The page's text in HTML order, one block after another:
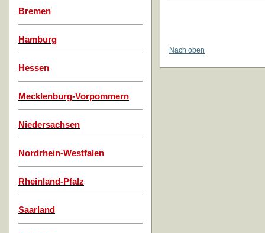
Bremen
Hamburg
Hessen
Mecklenburg-Vorpommern
Niedersachsen
Nordrhein-Westfalen
Rheinland-Pfalz
Saarland
Nach oben